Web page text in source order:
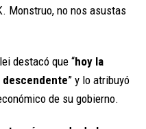
Monstruo, no nos asustas
destacó que “hoy la
” y lo atribuyó
de su gobierno.